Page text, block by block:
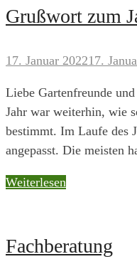
Schulungszentrum
Grußwort zum
17. Januar 202217.
Liebe Gartenfreunde
Jahr war weiterhin, wie
bestimmt. Im Laufe des
angepasst. Die meisten
Grußwort
Weiterlesen
Fachberatung